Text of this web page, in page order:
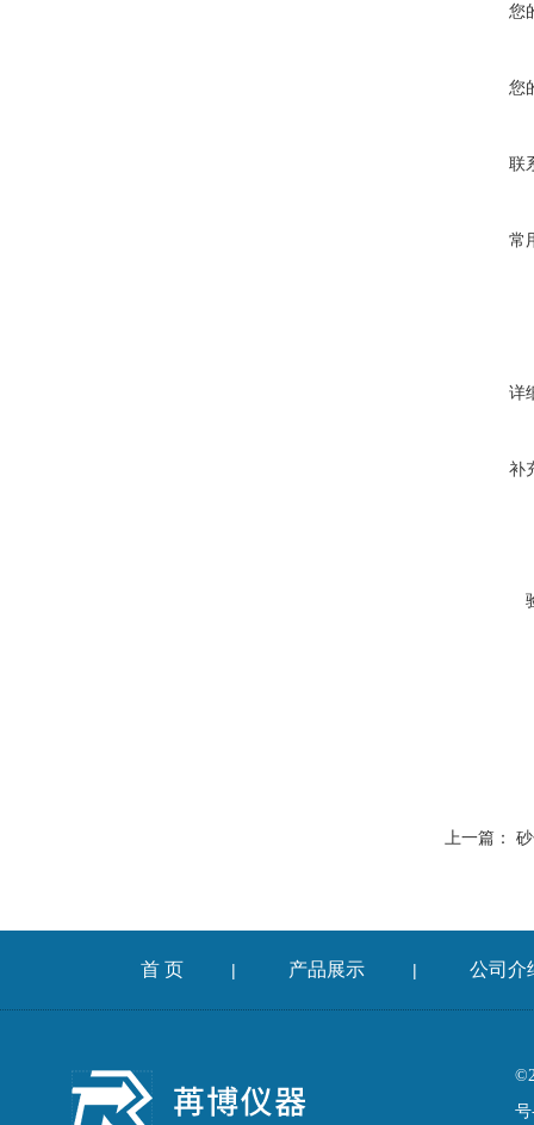
您
您
联
常
详
补
上一篇：
首 页 | 产品展示 | 公司介
号